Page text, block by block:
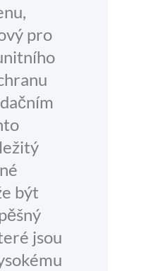
pro
být
jsou